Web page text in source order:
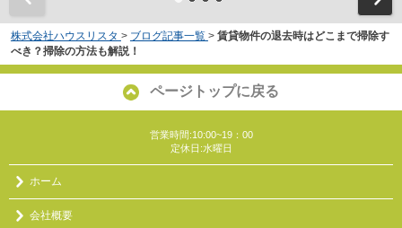
株式会社ハウスリスタ > ブログ記事一覧 > 賃貸物件の退去時はどこまで掃除す
べき？掃除の方法も解説！
ページトップに戻る
営業時間:10:00~19：00
定休日:水曜日
ホーム
会社概要